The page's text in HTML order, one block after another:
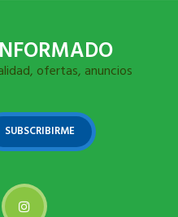
ofertas, anuncios
SUBSCRIBIRME